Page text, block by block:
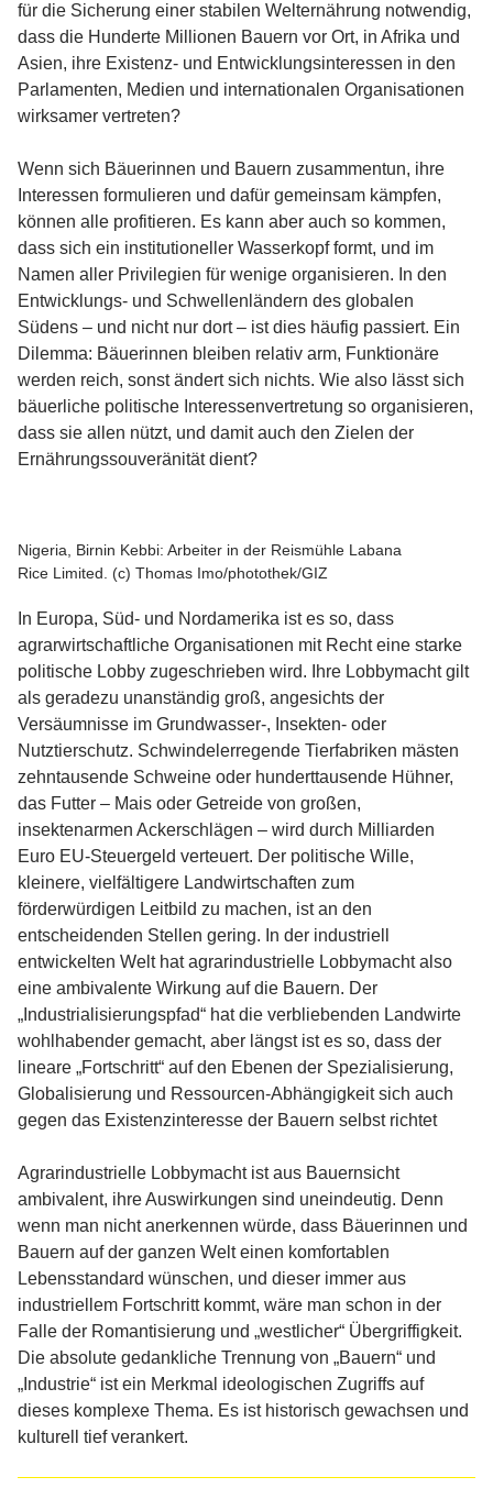
für die Sicherung einer stabilen Welternährung notwendig,
dass die Hunderte Millionen Bauern vor Ort, in Afrika und
Asien, ihre Existenz- und Entwicklungsinteressen in den
Parlamenten, Medien und internationalen Organisationen
wirksamer vertreten?
Wenn sich Bäuerinnen und Bauern zusammentun, ihre
Interessen formulieren und dafür gemeinsam kämpfen,
können alle profitieren. Es kann aber auch so kommen,
dass sich ein institutioneller Wasserkopf formt, und im
Namen aller Privilegien für wenige organisieren. In den
Entwicklungs- und Schwellenländern des globalen
Südens – und nicht nur dort – ist dies häufig passiert. Ein
Dilemma: Bäuerinnen bleiben relativ arm, Funktionäre
werden reich, sonst ändert sich nichts. Wie also lässt sich
bäuerliche politische Interessenvertretung so organisieren,
dass sie allen nützt, und damit auch den Zielen der
Ernährungssouveränität dient?
Nigeria, Birnin Kebbi: Arbeiter in der Reismühle Labana
Rice Limited. (c) Thomas Imo/photothek/GIZ
In Europa, Süd- und Nordamerika ist es so, dass
agrarwirtschaftliche Organisationen mit Recht eine starke
politische Lobby zugeschrieben wird. Ihre Lobbymacht gilt
als geradezu unanständig groß, angesichts der
Versäumnisse im Grundwasser-, Insekten- oder
Nutztierschutz. Schwindelerregende Tierfabriken mästen
zehntausende Schweine oder hunderttausende Hühner,
das Futter – Mais oder Getreide von großen,
insektenarmen Ackerschlägen – wird durch Milliarden
Euro EU-Steuergeld verteuert. Der politische Wille,
kleinere, vielfältigere Landwirtschaften zum
förderwürdigen Leitbild zu machen, ist an den
entscheidenden Stellen gering. In der industriell
entwickelten Welt hat agrarindustrielle Lobbymacht also
eine ambivalente Wirkung auf die Bauern. Der
„Industrialisierungspfad“ hat die verbliebenden Landwirte
wohlhabender gemacht, aber längst ist es so, dass der
lineare „Fortschritt“ auf den Ebenen der Spezialisierung,
Globalisierung und Ressourcen-Abhängigkeit sich auch
gegen das Existenzinteresse der Bauern selbst richtet
Agrarindustrielle Lobbymacht ist aus Bauernsicht
ambivalent, ihre Auswirkungen sind uneindeutig. Denn
wenn man nicht anerkennen würde, dass Bäuerinnen und
Bauern auf der ganzen Welt einen komfortablen
Lebensstandard wünschen, und dieser immer aus
industriellem Fortschritt kommt, wäre man schon in der
Falle der Romantisierung und „westlicher“ Übergriffigkeit.
Die absolute gedankliche Trennung von „Bauern“ und
„Industrie“ ist ein Merkmal ideologischen Zugriffs auf
dieses komplexe Thema. Es ist historisch gewachsen und
kulturell tief verankert.